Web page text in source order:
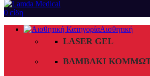
0 είδη
Αισθητική
LASER GEL
ΒΑΜΒΆΚΙ